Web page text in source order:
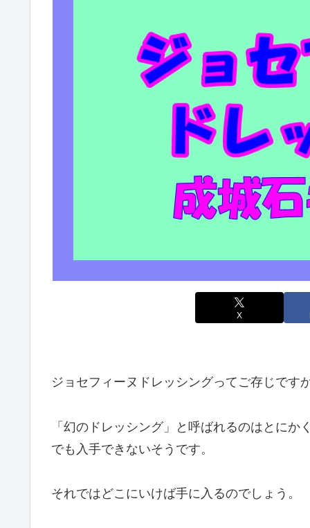
X
ジョセフィーヌドレッシングってご存じですか
「幻のドレッシング」と呼ばれるのはとに
でも入手できないそうです。
それではどこにいけば手に入るのでしょう。